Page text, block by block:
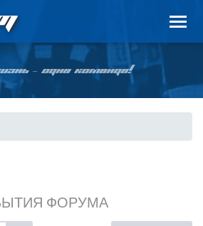
– ОДНА КОМАНДА!
ФОРУМА